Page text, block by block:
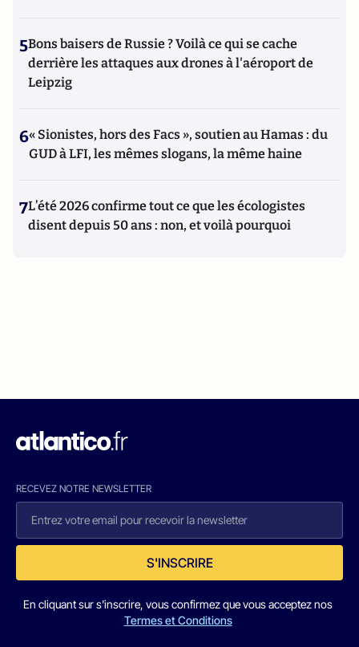
5Bons baisers de Russie ? Voilà ce qui se cache
derrière les attaques aux drones à l'aéroport de
Leipzig
6« Sionistes, hors des Facs », soutien au Hamas : du
GUD à LFI, les mêmes slogans, la même haine
7L’été 2026 confirme tout ce que les écologistes
disent depuis 50 ans : non, et voilà pourquoi
RECEVEZ NOTRE NEWSLETTER
S'INSCRIRE
En cliquant sur s'inscrire, vous confirmez que vous acceptez nos
Termes et Conditions